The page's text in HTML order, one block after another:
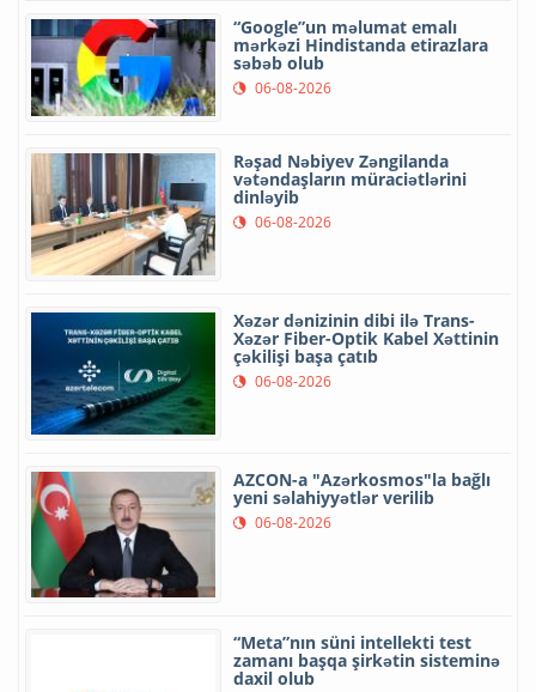
“Google”un məlumat emalı
mərkəzi Hindistanda etirazlara
səbəb olub
06-08-2026
Rəşad Nəbiyev Zəngilanda
vətəndaşların müraciətlərini
dinləyib
06-08-2026
Xəzər dənizinin dibi ilə Trans-
Xəzər Fiber-Optik Kabel Xəttinin
çəkilişi başa çatıb
06-08-2026
AZCON-a "Azərkosmos"la bağlı
yeni səlahiyyətlər verilib
06-08-2026
“Meta”nın süni intellekti test
zamanı başqa şirkətin sisteminə
daxil olub